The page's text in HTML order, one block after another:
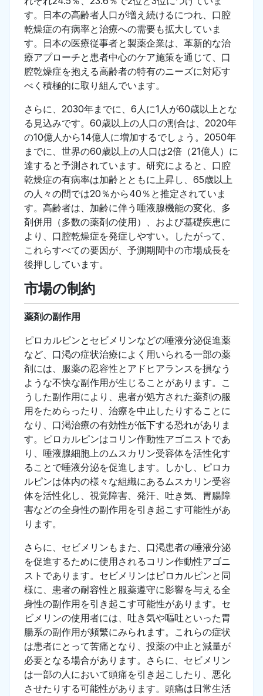
す。日本の高齢者人口が増え続けるにつれ、口腔
乾燥症の有病率と治療への需要も拡大していま
す。日本の医療従事者と製薬企業は、革新的な治
療アプローチと患者中心のケア施策を通じて、口
腔乾燥症を抱える高齢者の特有のニーズに対応す
べく積極的に取り組んでいます。
さらに、2030年までに、6人に1人が60歳以上とな
る見込みです。60歳以上の人口の割合は、2020年
の10億人から14億人に増加するでしょう。2050年
までに、世界の60歳以上の人口は2倍（21億人）に
達すると予測されています。研究によると、口腔
乾燥症の有病率は加齢とともに上昇し、65歳以上
の人々の間では20％から40％と推定されていま
す。高齢者は、加齢に伴う唾液腺機能の変化、多
剤併用（多数の薬剤の使用）、および基礎疾患に
より、口腔乾燥症を発症しやすい。したがって、
これらすべての要因が、予測期間中の市場成長を
後押ししています。
市場の制約
薬剤の副作用
ピロカルピンとセビメリンなどの唾液分泌促進薬
など、口渇の症状治療によく用いられる一部の薬
剤には、服薬の忍容性とアドヒアランスを損なう
ような不快な副作用が生じることがあります。こ
うした副作用により、患者が処方された薬剤の服
用をためらったり、治療を中止したりすることに
なり、口渇治療の有効性が低下する恐れがありま
す。ピロカルピンはコリン作動性アゴニストであ
り、唾液腺細胞上のムスカリン受容体を活性化す
ることで唾液分泌を促進します。しかし、ピロカ
ルピンは体内の様々な組織にあるムスカリン受容
体を活性化し、視覚障害、発汗、吐き気、胃腸障
害などの全身性の副作用を引き起こす可能性があ
ります。
さらに、セビメリンもまた、口渇患者の唾液分泌
を促進するために使用されるコリン作動性アゴニ
ストであります。セビメリンはピロカルピンと同
様に、患者の耐容性と服薬遵守に影響を与える全
身性の副作用を引き起こす可能性があります。セ
ビメリンの使用者には、吐き気や嘔吐といった胃
腸系の副作用が頻繁にみられます。これらの症状
は患者にとって苦痛となり、投薬の中止と減量が
必要となる場合があります。さらに、セビメリン
は一部の人において頭痛を引き起こしたり、悪化
させたりする可能性があります。頭痛は日常生活